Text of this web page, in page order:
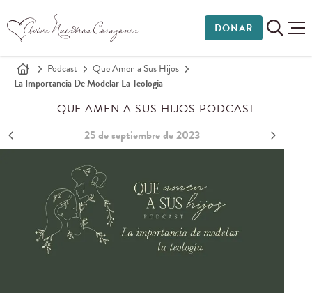
DONAR
Podcast
Que Amen a Sus Hijos
La Importancia De Modelar La Teología
QUE AMEN A SUS HIJOS PODCAST
25 de septiembre de 2023